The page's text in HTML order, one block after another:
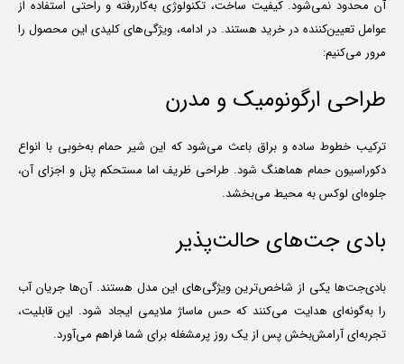
آن محدود نمی‌شود. کیفیت ساخت، تکنولوژی به‌کاررفته و راحتی استفاده از
عوامل تعیین‌کننده در خرید هستند. در ادامه، ویژگی‌های کلیدی این محصول را
مرور می‌کنیم:
طراحی ارگونومیک و مدرن
ترکیب خطوط ساده و براق باعث می‌شود که این شیر حمام به‌خوبی با انواع
دکوراسیون حمام هماهنگ شود. طراحی ظریف اما مستحکم پنل و اجزای آن،
جلوه‌ای لوکس به محیط می‌بخشد.
بادی جت‌های حالت‌پذیر
بادی‌جت‌ها یکی از شاخص‌ترین ویژگی‌های این مدل هستند. آن‌ها جریان آب
را به‌گونه‌ای هدایت می‌کنند که حس ماساژ ملایمی ایجاد شود. این قابلیت،
تجربه‌ای آرامش‌بخش پس از یک روز پرمشغله برای شما فراهم می‌آورد.